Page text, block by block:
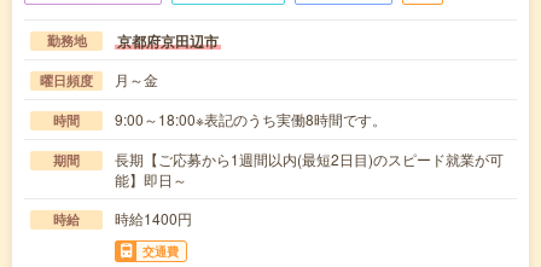
勤務地 京都府京田辺市
曜日頻度 月～金
時間 9:00～18:00※表記のうち実働8時間です。
期間
長期【ご応募から1週間以内(最短2日目)のスピード就業が可
能】即日～
時給 時給1400円
交通費